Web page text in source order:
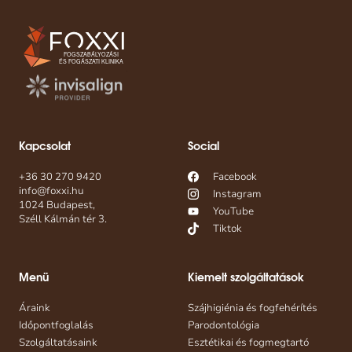
Kapcsolat
+36 30 270 9420
info@foxxi.hu
1024 Budapest,
Széll Kálmán tér 3.
Social
Facebook
Instagram
YouTube
Tiktok
Menü
Áraink
Időpontfoglalás
Szolgáltatásaink
Kiemelt szolgáltatások
Szájhigiénia és fogfehérítés
Parodontológia
Esztétikai és fogmegtartó